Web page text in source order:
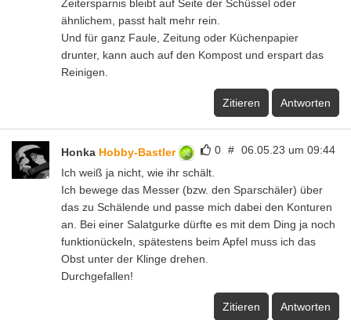
Zeitersparnis bleibt auf Seite der Schüssel oder
ähnlichem, passt halt mehr rein.
Und für ganz Faule, Zeitung oder Küchenpapier
drunter, kann auch auf den Kompost und erspart das
Reinigen.
Zitieren Antworten
0 # 06.05.23 um 09:44
Honka Hobby-Bastler
Ich weiß ja nicht, wie ihr schält.
Ich bewege das Messer (bzw. den Sparschäler) über
das zu Schälende und passe mich dabei den Konturen
an. Bei einer Salatgurke dürfte es mit dem Ding ja noch
funktionückeln, spätestens beim Apfel muss ich das
Obst unter der Klinge drehen.
Durchgefallen!
Zitieren Antworten